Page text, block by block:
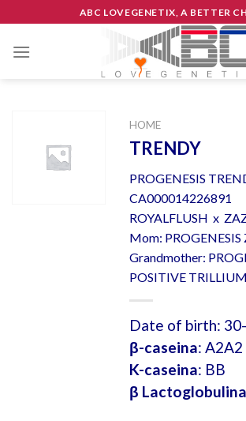
to
content
ABC LOVEGENETIX, A BETTER
HOME
TRENDY
PROGENESIS
CA000014226891
ROYALFLUSH x
Mom:
Grandmother:
POSITIVE TRILLIUM
Date of birth:
β-caseina: A2A2
K-caseina: BB
β Lactoglobulina